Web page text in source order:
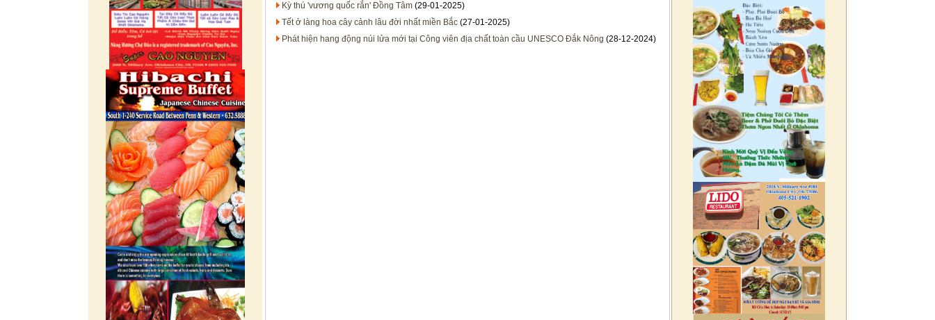
Kỳ thú 'vương quốc rắn' Đồng Tâm (29-01-2025)
Tết ở làng hoa cây cảnh lâu đời nhất miền Bắc (27-01-2025)
Phát hiện hang động núi lửa mới tại Công viên địa chất toàn cầu UNESCO Đắk Nông (28-12-2024)